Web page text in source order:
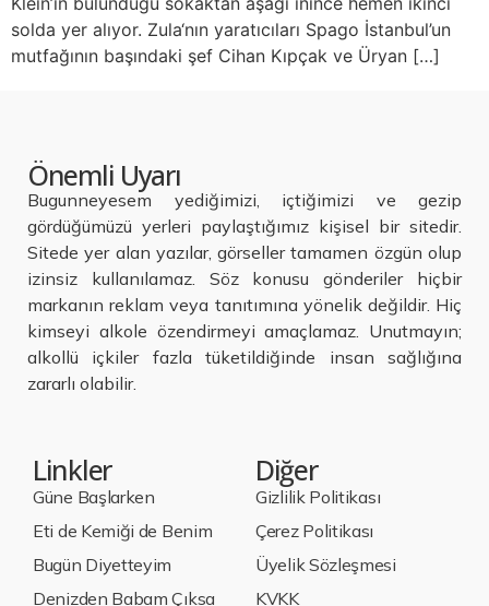
solda yer alıyor. Zula‘nın yaratıcıları Spago İstanbul’un
mutfağının başındaki şef Cihan Kıpçak ve Üryan […]
Önemli Uyarı
Bugunneyesem yediğimizi, içtiğimizi ve gezip
gördüğümüzü yerleri paylaştığımız kişisel bir sitedir.
Sitede yer alan yazılar, görseller tamamen özgün olup
izinsiz kullanılamaz. Söz konusu gönderiler hiçbir
markanın reklam veya tanıtımına yönelik değildir. Hiç
kimseyi alkole özendirmeyi amaçlamaz. Unutmayın;
alkollü içkiler fazla tüketildiğinde insan sağlığına
zararlı olabilir.
Linkler
Güne Başlarken
Eti de Kemiği de Benim
Bugün Diyetteyim
Denizden Babam Çıksa
Diğer
Gizlilik Politikası
Çerez Politikası
Üyelik Sözleşmesi
KVKK